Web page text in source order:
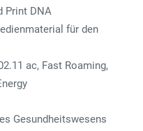
Print DNA
für den
ac, Fast Roaming,
Gesundheitswesens